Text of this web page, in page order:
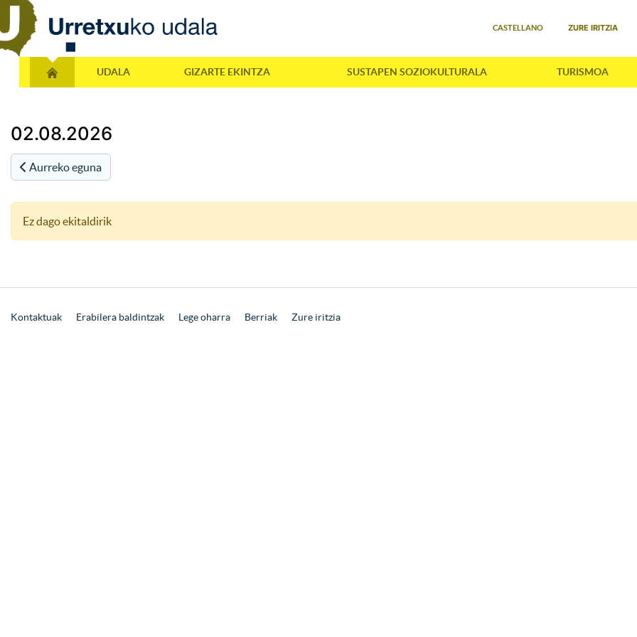
CASTELLANO ZURE IRITZIA
UDALA GIZARTE EKINTZA SUSTAPEN SOZIOKULTURALA TURISMOA
02.08.2026
Aurreko eguna
Ez dago ekitaldirik
Kontaktuak Erabilera baldintzak Lege oharra Berriak Zure iritzia